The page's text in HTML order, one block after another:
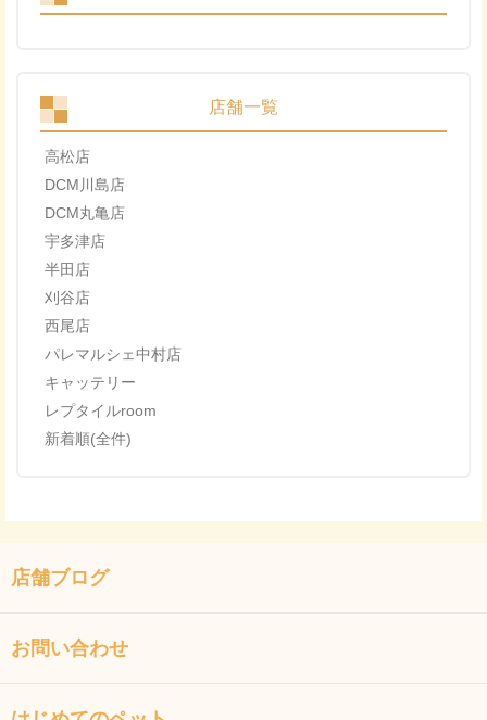
店舗一覧
高松店
DCM川島店
DCM丸亀店
宇多津店
半田店
刈谷店
西尾店
パレマルシェ中村店
キャッテリー
レプタイルroom
新着順(全件)
店舗ブログ
お問い合わせ